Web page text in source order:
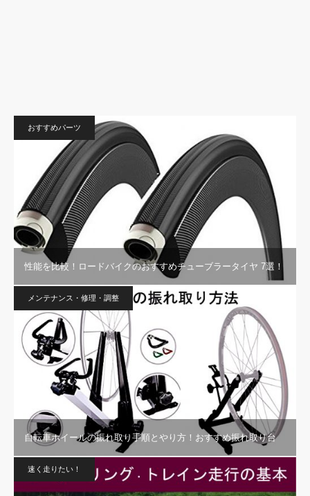
おすすめパーツ
性能を比較！ロードバイクのおすすめチューブラータイヤ 7選！
メンテナンス・修理・調整
自転車ホイールの振れ取り手順とやり方！おすすめ振れ取り台
速く走りたい！